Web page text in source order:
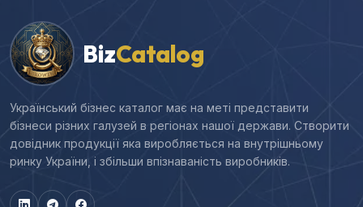
BizCatalog
Український бізнес каталог має на меті представити
бізнеси різних галузей в регіонах нашої держави. Створити
довідник продукції яка виробляється на внутрішньому
ринку України, і збільши впізнаваність виробників.